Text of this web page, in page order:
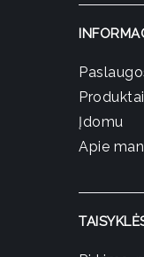
Produktai
Įdomu
Apie